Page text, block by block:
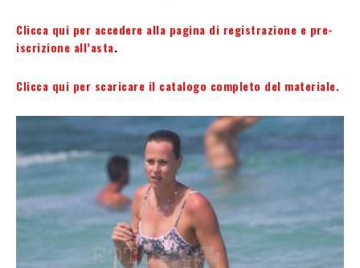
Clicca qui per accedere alla pagina di registrazione e pre-
iscrizione all’asta.
Clicca qui per scaricare il catalogo completo del materiale.